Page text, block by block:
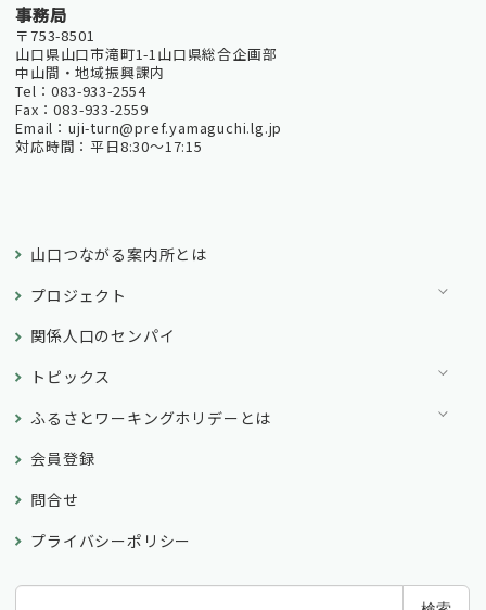
事務局
〒753-8501
山口県山口市滝町1-1山口県総合企画部
中山間・地域振興課内
Tel：083-933-2554
Fax：083-933-2559
Email：uji-turn@pref.yamaguchi.lg.jp
対応時間：平日8:30～17:15
山口つながる案内所とは
プロジェクト
関係人口のセンパイ
トピックス
ふるさとワーキングホリデーとは
会員登録
問合せ
プライバシーポリシー